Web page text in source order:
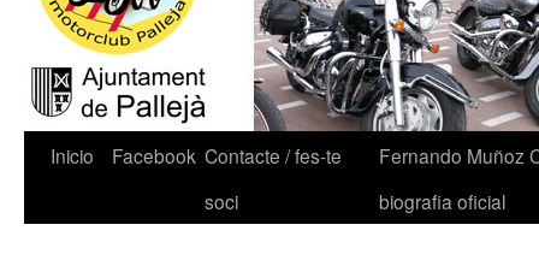
Inicio Facebook Contacte / fes-te
soci
Fernando Muñoz
biografia oficial